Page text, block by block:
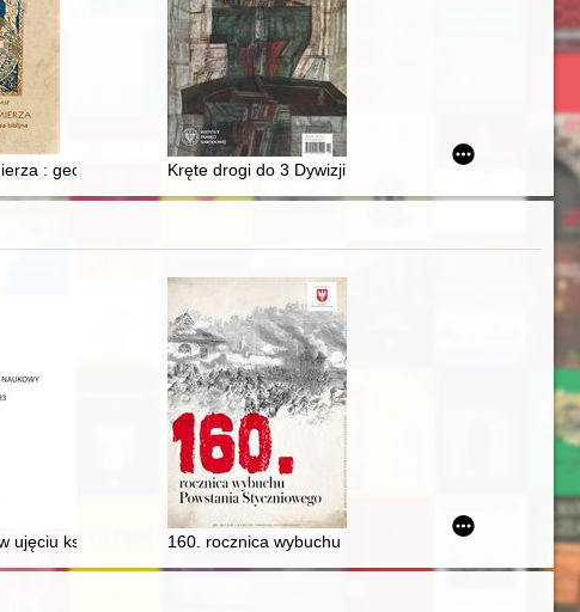
Mieczysława F. Rakowskiego (1957-1977)
w Krakowie Oddział w Bochni w 2021 r
: geografia i archeologia biblijna w zarysie
Kręte drogi do 3 Dywizji Strzelców Karpackich w Italii
modelu 3D do wykonania animacji, wydruków 3D, ilustracji,
ujęciu księdza Hugona Kołłątaja : recepcja społeczno-pedagogiczna za
160. rocznica wybuchu Powstania Styczniowego